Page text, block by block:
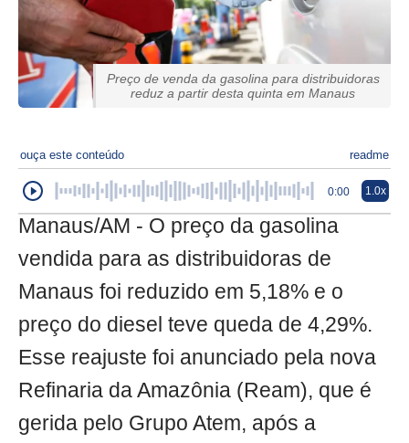
Preço de venda da gasolina para distribuidoras
reduz a partir desta quinta em Manaus
ouça este conteúdo readme
0:00 1.0x
Manaus/AM - O preço da gasolina
vendida para as distribuidoras de
Manaus foi reduzido em 5,18% e o
preço do diesel teve queda de 4,29%.
Esse reajuste foi anunciado pela nova
Refinaria da Amazônia (Ream), que é
gerida pelo Grupo Atem, após a